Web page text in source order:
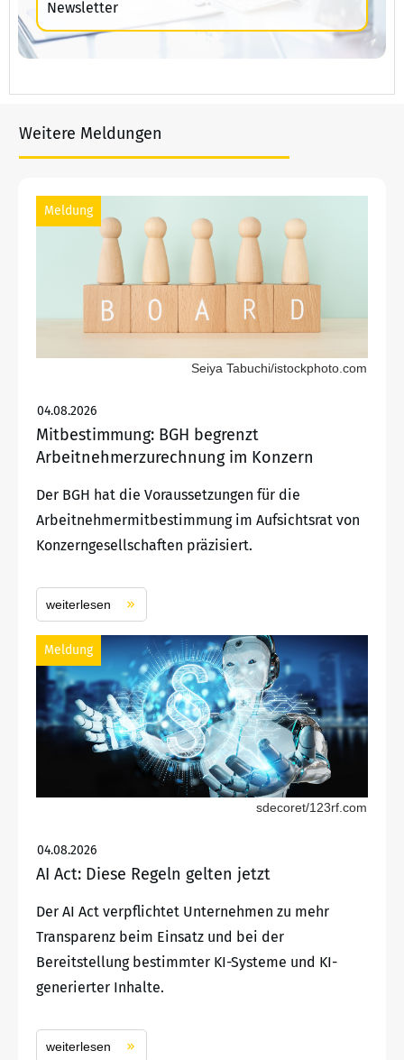
Newsletter
Weitere Meldungen
Meldung
Seiya Tabuchi/istockphoto.com
04.08.2026
Mitbestimmung: BGH begrenzt
Arbeitnehmerzurechnung im Konzern
Der BGH hat die Voraussetzungen für die
Arbeitnehmermitbestimmung im Aufsichtsrat von
Konzerngesellschaften präzisiert.
weiterlesen
Meldung
sdecoret/123rf.com
04.08.2026
AI Act: Diese Regeln gelten jetzt
Der AI Act verpflichtet Unternehmen zu mehr
Transparenz beim Einsatz und bei der
Bereitstellung bestimmter KI-Systeme und KI-
generierter Inhalte.
weiterlesen